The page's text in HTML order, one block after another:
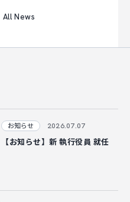
All News
お知らせ 2026.07.07
【お知らせ】新 執行役員 就任